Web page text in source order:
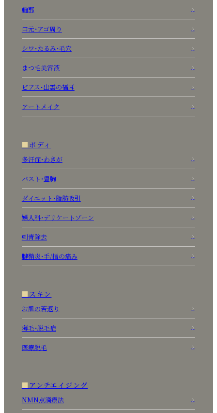
輪郭
口元・アゴ周り
シワ・たるみ・毛穴
まつ毛美容液
ピアス・出雲の福耳
アートメイク
ボディ
多汗症・わきが
バスト・豊胸
ダイエット・脂肪吸引
婦人科・デリケートゾーン
刺青除去
腱鞘炎・手/指の痛み
スキン
お肌の若返り
薄毛・脱毛症
医療脱毛
アンチエイジング
NMN点滴療法